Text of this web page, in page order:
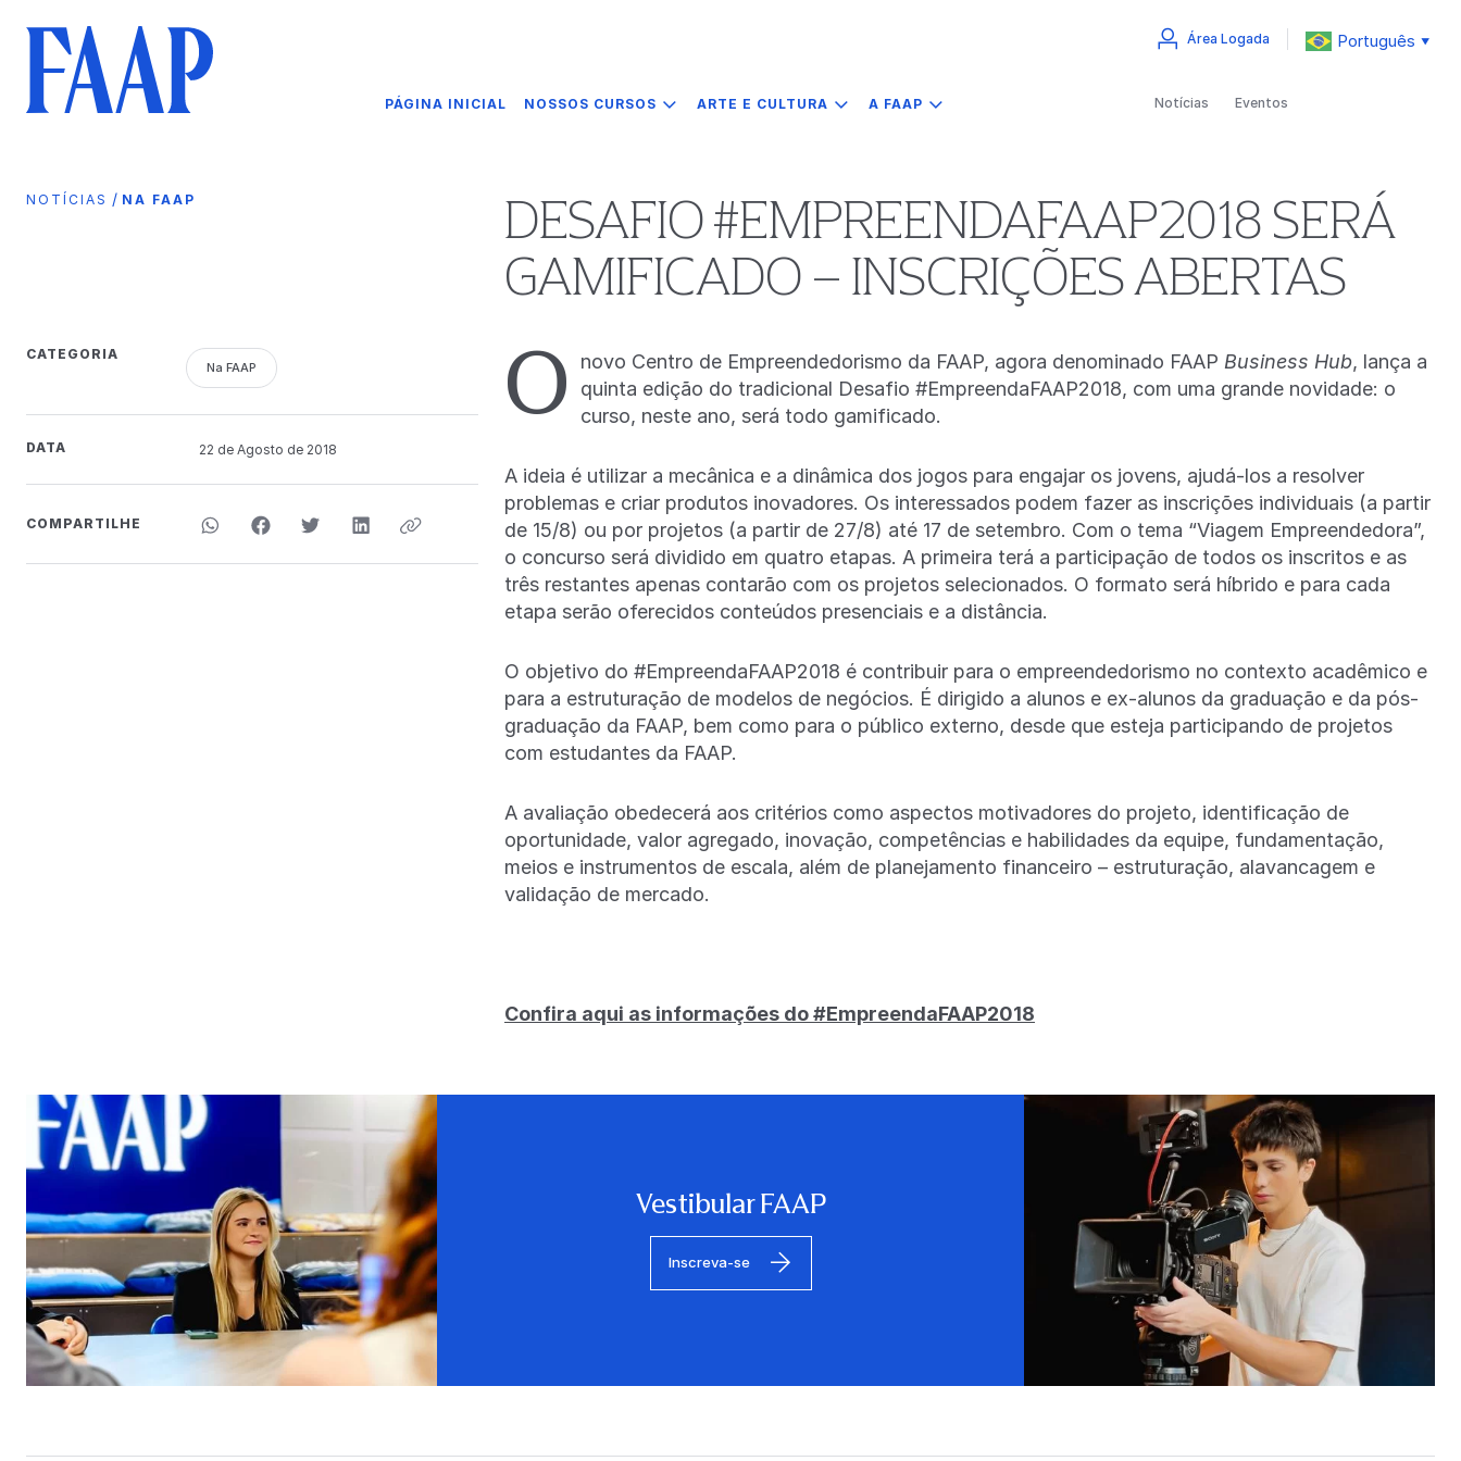
PÁGINA INICIAL NOSSOS CURSOS ARTE E CULTURA A FAAP
Área Logada Português ▼
Notícias Eventos
NOTÍCIAS / NA FAAP
DESAFIO #EMPREENDAFAAP2018 SERÁ
GAMIFICADO – INSCRIÇÕES ABERTAS
CATEGORIA
Na FAAP
DATA 22 de Agosto de 2018
COMPARTILHE
O novo Centro de Empreendedorismo da FAAP, agora denominado FAAP Business Hub, lança a
quinta edição do tradicional Desafio #EmpreendaFAAP2018, com uma grande novidade: o
curso, neste ano, será todo gamificado.
A ideia é utilizar a mecânica e a dinâmica dos jogos para engajar os jovens, ajudá-los a resolver
problemas e criar produtos inovadores. Os interessados podem fazer as inscrições individuais (a partir
de 15/8) ou por projetos (a partir de 27/8) até 17 de setembro. Com o tema “Viagem Empreendedora”,
o concurso será dividido em quatro etapas. A primeira terá a participação de todos os inscritos e as
três restantes apenas contarão com os projetos selecionados. O formato será híbrido e para cada
etapa serão oferecidos conteúdos presenciais e a distância.
O objetivo do #EmpreendaFAAP2018 é contribuir para o empreendedorismo no contexto acadêmico e
para a estruturação de modelos de negócios. É dirigido a alunos e ex-alunos da graduação e da pós-
graduação da FAAP, bem como para o público externo, desde que esteja participando de projetos
com estudantes da FAAP.
A avaliação obedecerá aos critérios como aspectos motivadores do projeto, identificação de
oportunidade, valor agregado, inovação, competências e habilidades da equipe, fundamentação,
meios e instrumentos de escala, além de planejamento financeiro – estruturação, alavancagem e
validação de mercado.
Confira aqui as informações do #EmpreendaFAAP2018
Vestibular FAAP
Inscreva-se